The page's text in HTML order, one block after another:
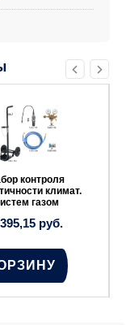
контроля
климат.
газом
руб.